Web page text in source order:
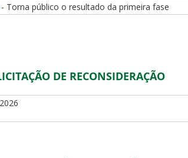
- Torna público o resultado da primeira fase
DE RECONSIDERAÇÃO